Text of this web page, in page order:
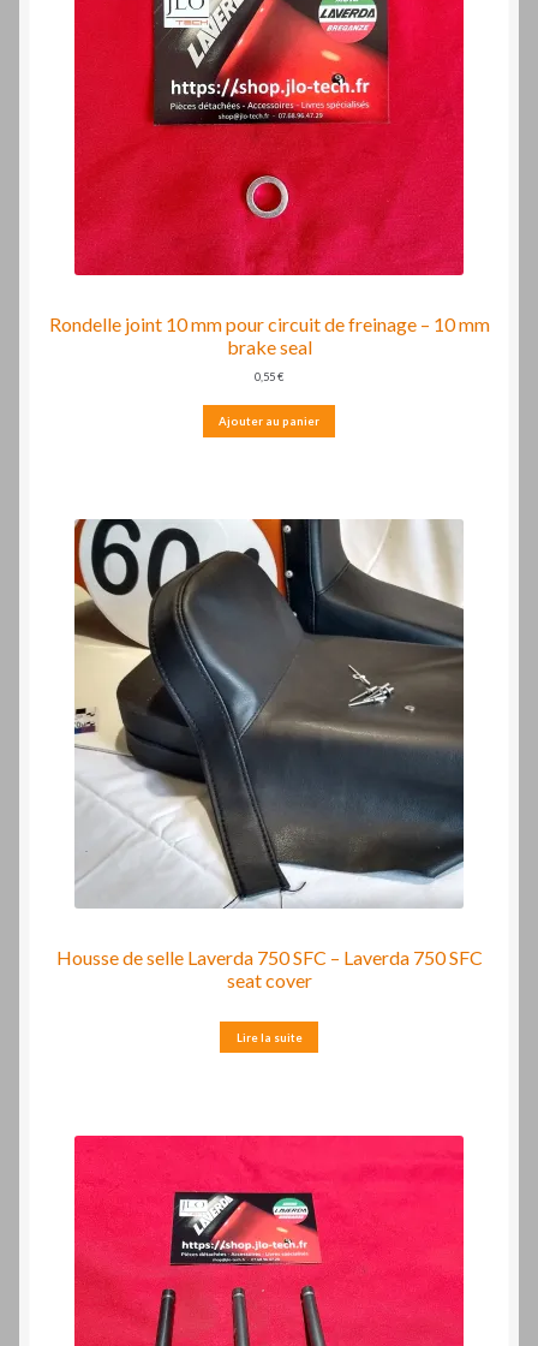
Rondelle joint 10 mm pour circuit de freinage – 10 mm
brake seal
0,55€
Ajouter au panier
Housse de selle Laverda 750 SFC – Laverda 750 SFC
seat cover
Lire la suite